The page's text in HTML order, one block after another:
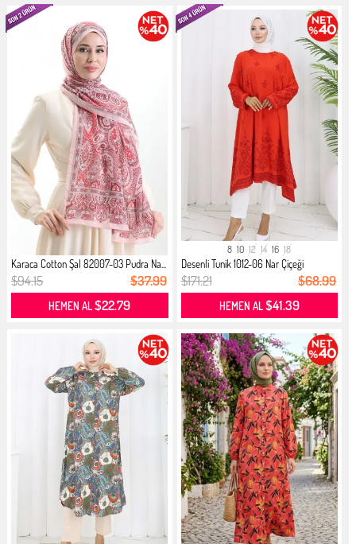
Karaca Cotton Şal 82007-03 Pudra Na...
$94.15 $37.99
HEMEN AL$22.79
8 10 12 14 16 18
Desenli Tunik 1012-06 Nar Çiçeği
$171.21 $68.99
HEMEN AL$41.39